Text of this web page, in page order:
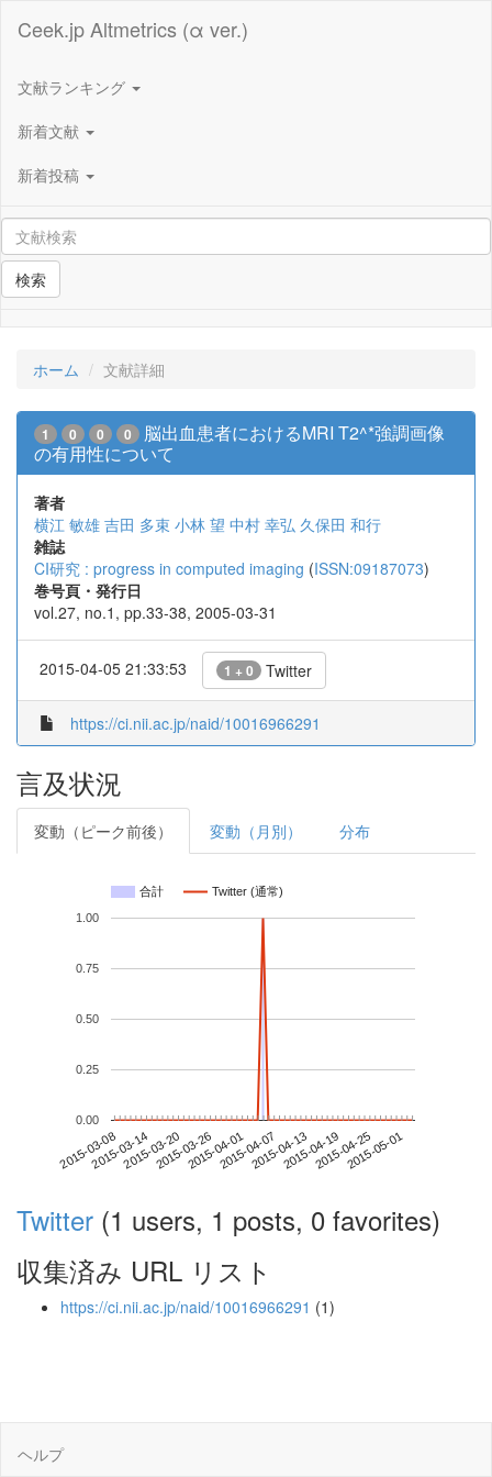
Ceek.jp Altmetrics (α ver.)
文献ランキング
新着文献
新着投稿
検索
ホーム 文献詳細
1 0 0 0
脳出血患者におけるMRI T2^*強調画像
の有用性について
著者
横江 敏雄 吉田 多束 小林 望 中村 幸弘 久保田 和行
雑誌
CI研究 : progress in computed imaging (ISSN:09187073)
巻号頁・発行日
vol.27, no.1, pp.33-38, 2005-03-31
2015-04-05 21:33:53 1 + 0 Twitter
https://ci.nii.ac.jp/naid/10016966291
言及状況
変動（ピーク前後） 変動（月別） 分布
合計 Twitter (通常)
2015-03-082015-03-142015-03-202015-03-262015-04-012015-04-072015-04-132015-04-192015-04-252015-05-01
0.00
0.25
0.50
0.75
1.00
Twitter (1 users, 1 posts, 0 favorites)
収集済み URL リスト
https://ci.nii.ac.jp/naid/10016966291 (1)
ヘルプ